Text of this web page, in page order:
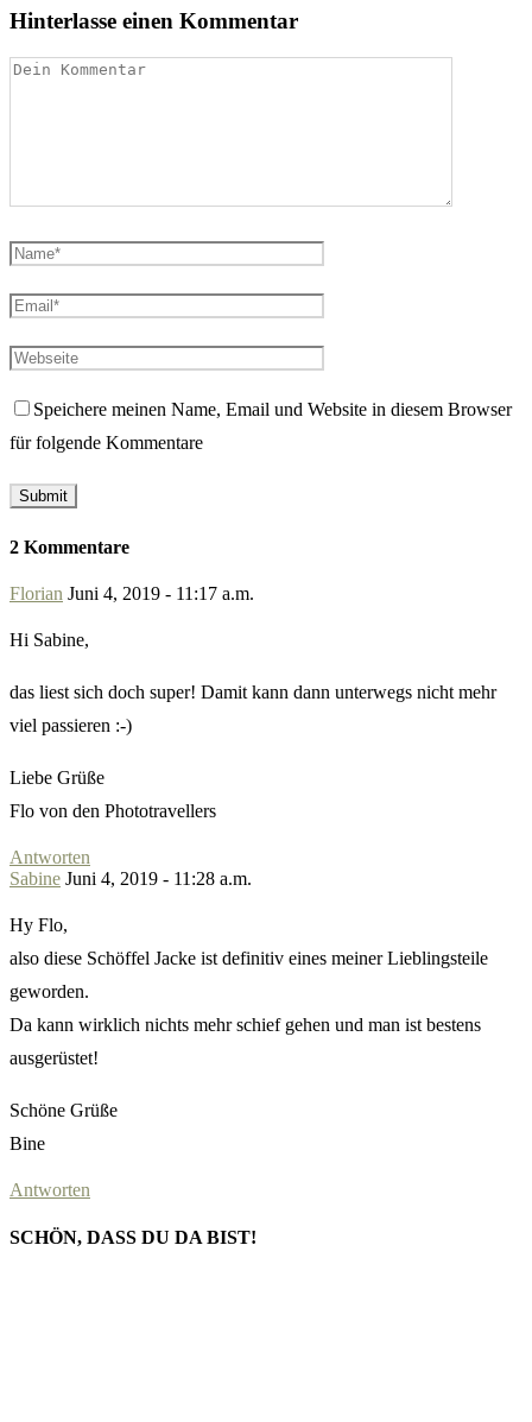
Hinterlasse einen Kommentar
Speichere meinen Name, Email und Website in diesem Browser
für folgende Kommentare
2 Kommentare
Florian Juni 4, 2019 - 11:17 a.m.
Hi Sabine,
das liest sich doch super! Damit kann dann unterwegs nicht mehr
viel passieren :-)
Liebe Grüße
Flo von den Phototravellers
Antworten
Sabine Juni 4, 2019 - 11:28 a.m.
Hy Flo,
also diese Schöffel Jacke ist definitiv eines meiner Lieblingsteile
geworden.
Da kann wirklich nichts mehr schief gehen und man ist bestens
ausgerüstet!
Schöne Grüße
Bine
Antworten
SCHÖN, DASS DU DA BIST!